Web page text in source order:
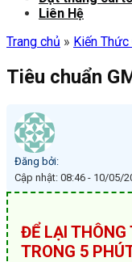
Liên Hệ
Trang chủ » Kiến Thức
Tiêu chuẩn
Đăng bởi:
Cập nhật: 08:46 - 10/05/
ĐỂ LẠI THÔNG
TRONG 5